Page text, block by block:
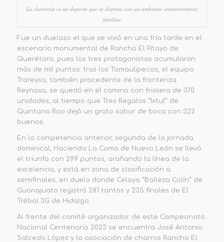
La charrería es un deporte que se disfruta con un ambiente eminentemente
familiar
Fue un duelazo el que se vivió en una fría tarde en el
escenario monumental de Rancho El Pitayo de
Querétaro, pues los tres protagonistas acumularon
más de mil puntos: tras los Tamaulipecos, el equipo
Trareysa, también procedente de la fronteriza
Reynosa, se quedó en el camino con friolera de 370
unidades, al tiempo que Tres Regalos “Ixtul” de
Quintana Roo dejó un grato sabor de boca con 322
buenos.
En la competencia anterior, segunda de la jornada
dominical, Hacienda La Coma de Nuevo León se llevó
el triunfo con 299 puntos, arañando la línea de la
excelencia, y está en zona de clasificación a
semifinales, en duelo donde Celaya “Balleza Colín” de
Guanajuato registró 281 tantos y 235 finales de El
Trébol 3G de Hidalgo.
Al frente del comité organizador de este Campeonato
Nacional Centenario 2023 se encuentra José Antonio
Salcedo López y la asociación de charros Rancho El